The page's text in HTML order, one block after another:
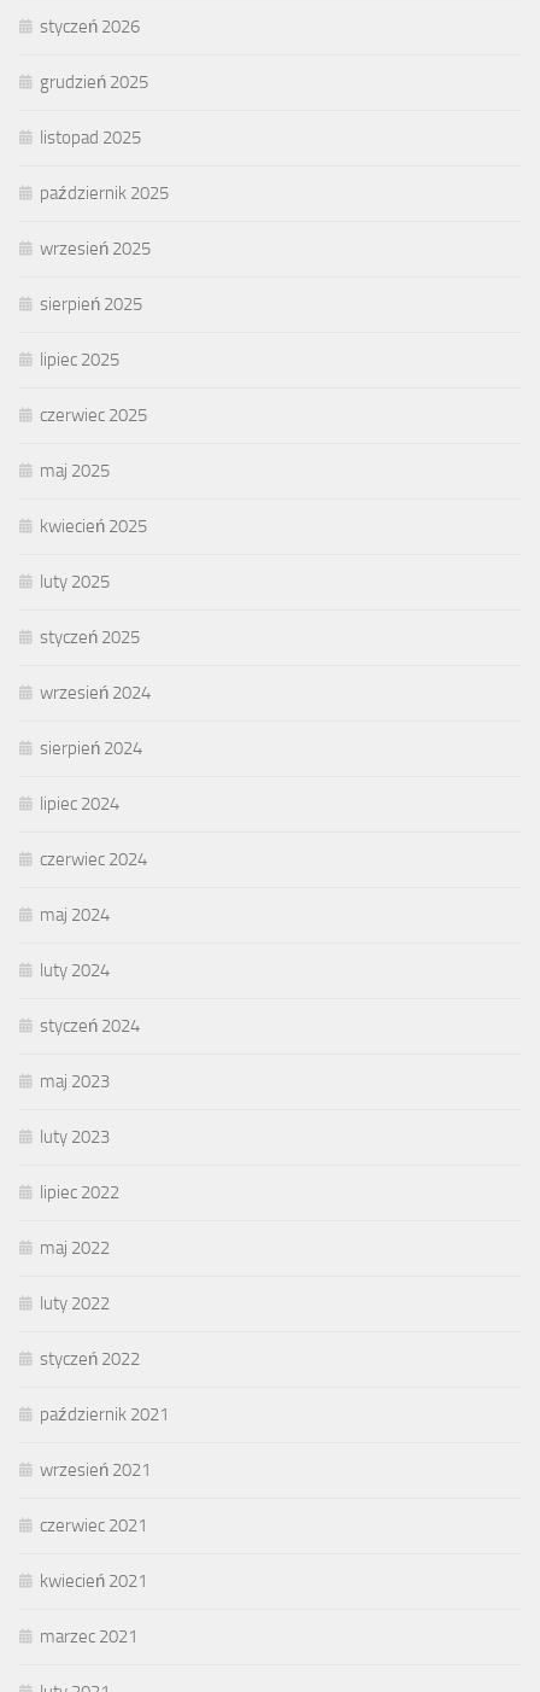
styczeń 2026
grudzień 2025
listopad 2025
październik 2025
wrzesień 2025
sierpień 2025
lipiec 2025
czerwiec 2025
maj 2025
kwiecień 2025
luty 2025
styczeń 2025
wrzesień 2024
sierpień 2024
lipiec 2024
czerwiec 2024
maj 2024
luty 2024
styczeń 2024
maj 2023
luty 2023
lipiec 2022
maj 2022
luty 2022
styczeń 2022
październik 2021
wrzesień 2021
czerwiec 2021
kwiecień 2021
marzec 2021